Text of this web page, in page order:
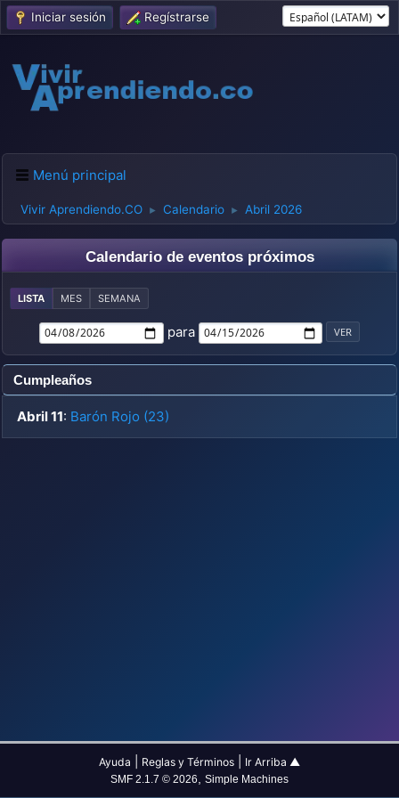
Iniciar sesión Regístrarse
Menú principal
Vivir Aprendiendo.CO ► Calendario ► Abril 2026
Calendario de eventos próximos
LISTA MES SEMANA
para
Cumpleaños
Abril 11: Barón Rojo (23)
Ayuda Reglas y Términos Ir Arriba ▲
SMF 2.1.7 © 2026, Simple Machines